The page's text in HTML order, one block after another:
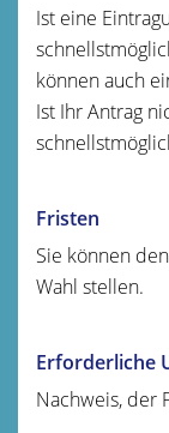
Ist eine
können auch
Ist Ihr Antrag
Fristen
Sie können
Wahl stellen.
Erforderliche
Nachweis, der